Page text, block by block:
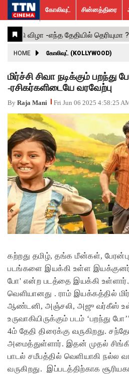
கோலிவுட்
சின்னத்திரை
பாலிவுட்
ஹாலிவுட்
அக்கம்
பக்கம்
ஸ்பெஷல்
ஸ்டோரீஸ்
விமர்சனம்
GALLERY
ACTRESS
ACTORS
MOVIESTILLS
EVENTS
VIDEOS
What’s
Hot
Trending
News
கோலிவுட் சின்னத்திரை
HOME கோலிவுட் (KOLLYWOOD)
மிர்ச்சி சிவா நடிக்கும் பறந்து
-ரசிகர்களிடையே வரவேற்பு
By Raja Mani Fri Jun 06 2025 4:58:25
கற்றது தமிழ், தங்க மீன்கள்,
படங்களை இயக்கி உள்ள இயக்குனர்
போ' என்ற படத்தை இயக்கி
வெளியானது . ராம் இயக்கத்தில்
ஆண்டனி, அஞ்சலி, அஜு வர்கீஸ்
உருவாகியிருக்கும் படம் ‘பறந்து
4ம் தேதி திரைக்கு வருகிறது.
அமைத்துள்ளார். இதன் முதல்
பாடல் சமீபத்தில் வெளியாகி நல்ல
வருகிறது. இப்படத்திற்காக